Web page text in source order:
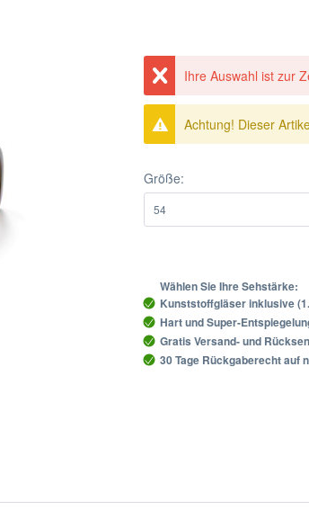
Ihre Auswahl ist zur
Achtung! Dieser
Größe:
Wählen Sie Ihre Sehstärke:
Kunststoffgläser inklusive
Hart und Super-
Gratis Versand- und
30 Tage Rückgaberecht auf